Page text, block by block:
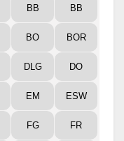
BB BB
BO BOR
DLG DO
EM ESW
FG FR